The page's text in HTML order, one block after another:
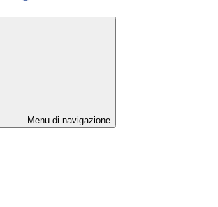
Menu di navigazione